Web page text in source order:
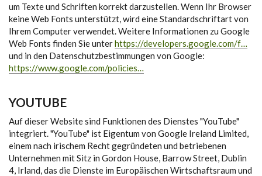
um Texte und Schriften korrekt darzustellen. Wenn Ihr Browser
keine Web Fonts unterstützt, wird eine Standardschriftart von
Ihrem Computer verwendet. Weitere Informationen zu Google
Web Fonts finden Sie unterhttps://developers.google.com/f…
und in den Datenschutzbestimmungen von Google:
https://www.google.com/policies…
YOUTUBE
Auf dieser Website sind Funktionen des Dienstes "YouTube"
integriert. "YouTube" ist Eigentum von Google Ireland Limited,
einem nach irischem Recht gegründeten und betriebenen
Unternehmen mit Sitz in Gordon House, Barrow Street, Dublin
4, Irland, das die Dienste im Europäischen Wirtschaftsraum und